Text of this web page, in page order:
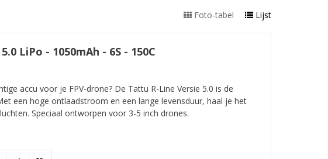
Foto-tabel Lijst
LiPo - 1050mAh - 6S - 150C
accu voor je FPV-drone? De Tattu R-Line Versie 5.0 is de
een hoge ontlaadstroom en een lange levensduur, haal je het
Speciaal ontworpen voor 3-5 inch drones.